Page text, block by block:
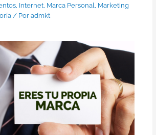
, Internet, Marca Personal, Marketing
/ Por admkt